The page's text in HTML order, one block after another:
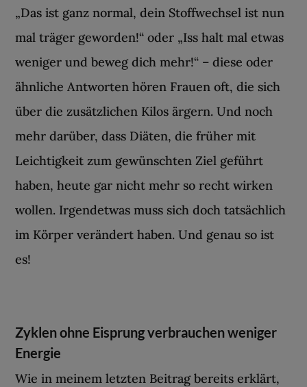
„Das ist ganz normal, dein Stoffwechsel ist nun
mal träger geworden!“ oder „Iss halt mal etwas
weniger und beweg dich mehr!“ – diese oder
ähnliche Antworten hören Frauen oft, die sich
über die zusätzlichen Kilos ärgern. Und noch
mehr darüber, dass Diäten, die früher mit
Leichtigkeit zum gewünschten Ziel geführt
haben, heute gar nicht mehr so recht wirken
wollen. Irgendetwas muss sich doch tatsächlich
im Körper verändert haben. Und genau so ist
es!
Zyklen ohne Eisprung verbrauchen weniger
Energie
Wie in meinem letzten Beitrag bereits erklärt,